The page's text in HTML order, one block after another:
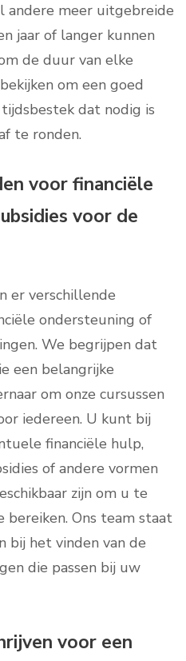
andere meer uitgebreide
jaar of langer kunnen
de duur van elke
om een goed
dat nodig is
te ronden.
voor financiële
voor de
er verschillende
ondersteuning of
We begrijpen dat
een belangrijke
om onze cursussen
iedereen. U kunt bij
financiële hulp,
of andere vormen
zijn om u te
Ons team staat
bij het vinden van de
die passen bij uw
voor een